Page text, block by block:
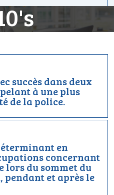
succès dans deux
à une plus
de la police.
en
concernant
du sommet du
pendant et après le